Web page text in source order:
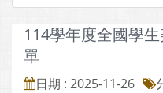
114學年度全國學
單
日期 : 2025-11-26